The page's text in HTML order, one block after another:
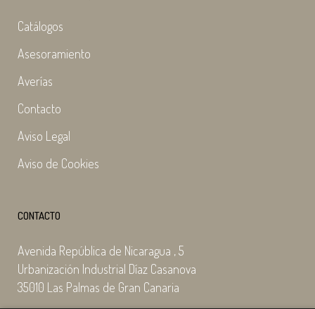
Catálogos
Asesoramiento
Averías
Contacto
Aviso Legal
Aviso de Cookies
CONTACTO
Avenida República de Nicaragua , 5
Urbanización Industrial Díaz Casanova
35010 Las Palmas de Gran Canaria